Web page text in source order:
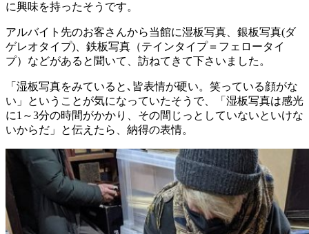
に興味を持ったそうです。
アルバイト先のお客さんから当館に湿板写真、銀板写真(ダ
ゲレオタイプ)、鉄板写真（テインタイプ＝フェロータイ
プ）などがあると聞いて、訪ねてきて下さいました。
「湿板写真をみていると､皆表情が硬い。笑っている顔がな
い」ということが気になっていたそうで、「湿板写真は感光
に1～3分の時間がかかり、その間じっとしていないといけな
いからだ」と伝えたら、納得の表情。